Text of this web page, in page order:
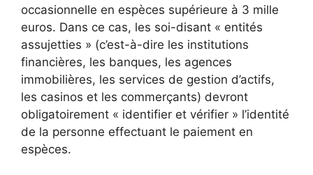
occasionnelle en espèces supérieure à 3 mille
euros. Dans ce cas, les soi-disant « entités
assujetties » (c’est-à-dire les institutions
financières, les banques, les agences
immobilières, les services de gestion d’actifs,
les casinos et les commerçants) devront
obligatoirement « identifier et vérifier » l’identité
de la personne effectuant le paiement en
espèces.